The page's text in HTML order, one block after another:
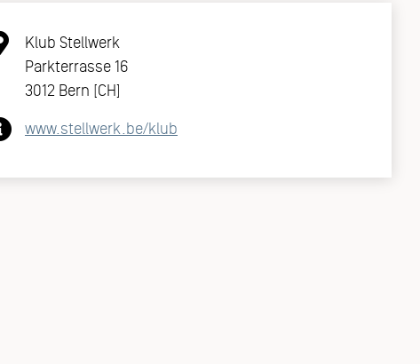
Klub Stellwerk
Parkterrasse 16
3012 Bern [CH]
www.stellwerk.be/klub